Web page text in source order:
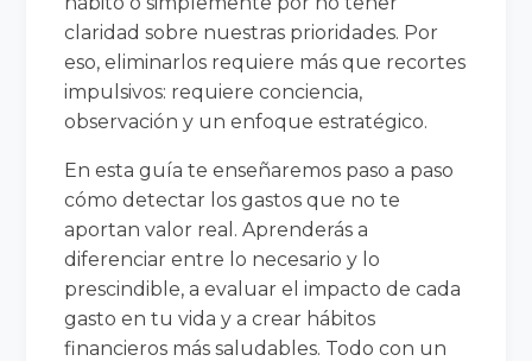
claridad sobre nuestras prioridades. Por
eso, eliminarlos requiere más que recortes
impulsivos: requiere conciencia,
observación y un enfoque estratégico.
En esta guía te enseñaremos paso a paso
cómo detectar los gastos que no te
aportan valor real. Aprenderás a
diferenciar entre lo necesario y lo
prescindible, a evaluar el impacto de cada
gasto en tu vida y a crear hábitos
financieros más saludables. Todo con un